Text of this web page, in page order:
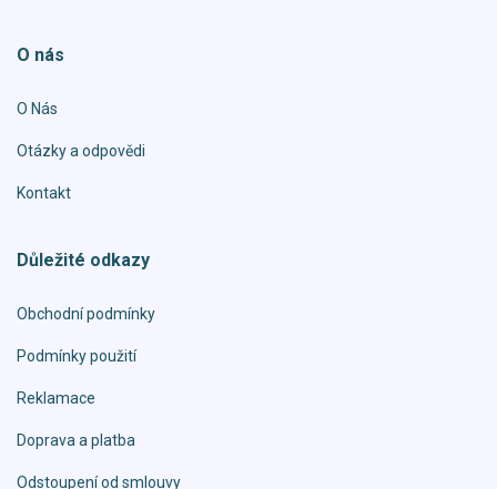
O nás
O Nás
Otázky a odpovědi
Kontakt
Důležité odkazy
Obchodní podmínky
Podmínky použití
Reklamace
Doprava a platba
Odstoupení od smlouvy